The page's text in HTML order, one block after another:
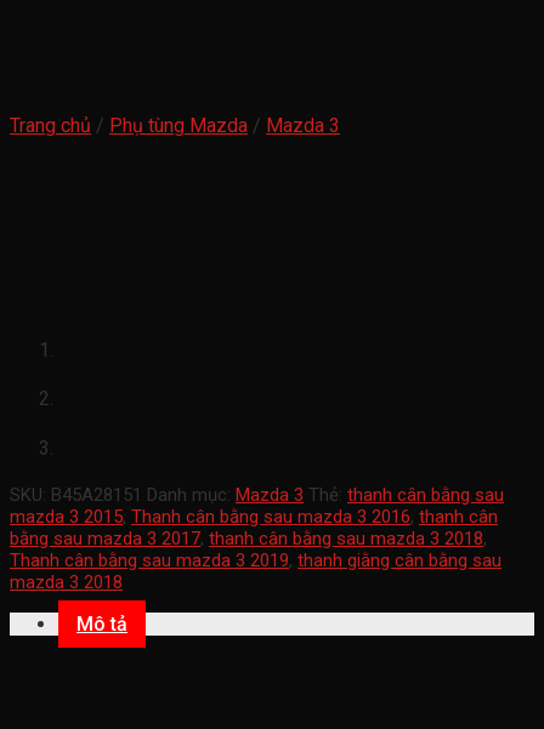
Trang chủ / Phụ tùng Mazda / Mazda 3
SKU: B45A28151 Danh mục: Mazda 3 Thẻ: thanh cân bằng sau
mazda 3 2015, Thanh cân bằng sau mazda 3 2016, thanh cân
bằng sau mazda 3 2017, thanh cân bằng sau mazda 3 2018,
Thanh cân bằng sau mazda 3 2019, thanh giằng cân bằng sau
mazda 3 2018
Mô tả